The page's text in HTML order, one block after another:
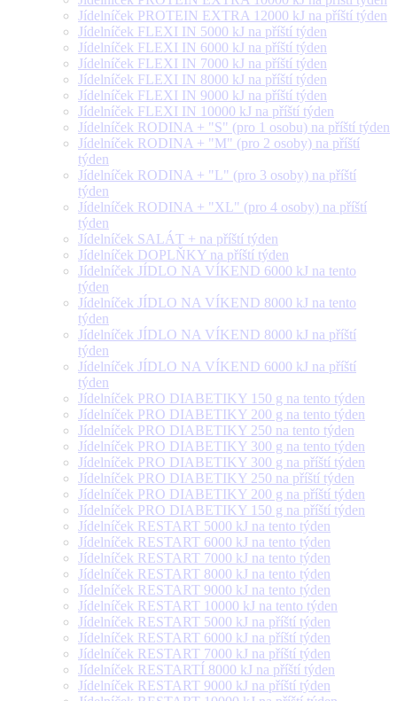
Jídelníček PROTEIN EXTRA 12000 kJ na příští týden
Jídelníček FLEXI IN 5000 kJ na příští týden
Jídelníček FLEXI IN 6000 kJ na příští týden
Jídelníček FLEXI IN 7000 kJ na příští týden
Jídelníček FLEXI IN 8000 kJ na příští týden
Jídelníček FLEXI IN 9000 kJ na příští týden
Jídelníček FLEXI IN 10000 kJ na příští týden
Jídelníček RODINA + "S" (pro 1 osobu) na příští týden
Jídelníček RODINA + "M" (pro 2 osoby) na příští
týden
Jídelníček RODINA + "L" (pro 3 osoby) na příští
týden
Jídelníček RODINA + "XL" (pro 4 osoby) na příští
týden
Jídelníček SALÁT + na příští týden
Jídelníček DOPLŇKY na příští týden
Jídelníček JÍDLO NA VÍKEND 6000 kJ na tento
týden
Jídelníček JÍDLO NA VÍKEND 8000 kJ na tento
týden
Jídelníček JÍDLO NA VÍKEND 8000 kJ na příští
týden
Jídelníček JÍDLO NA VÍKEND 6000 kJ na příští
týden
Jídelníček PRO DIABETIKY 150 g na tento týden
Jídelníček PRO DIABETIKY 200 g na tento týden
Jídelníček PRO DIABETIKY 250 na tento týden
Jídelníček PRO DIABETIKY 300 g na tento týden
Jídelníček PRO DIABETIKY 300 g na příští týden
Jídelníček PRO DIABETIKY 250 na příští týden
Jídelníček PRO DIABETIKY 200 g na příští týden
Jídelníček PRO DIABETIKY 150 g na příští týden
Jídelníček RESTART 5000 kJ na tento týden
Jídelníček RESTART 6000 kJ na tento týden
Jídelníček RESTART 7000 kJ na tento týden
Jídelníček RESTART 8000 kJ na tento týden
Jídelníček RESTART 9000 kJ na tento týden
Jídelníček RESTART 10000 kJ na tento týden
Jídelníček RESTART 5000 kJ na příští týden
Jídelníček RESTART 6000 kJ na příští týden
Jídelníček RESTART 7000 kJ na příští týden
Jídelníček RESTARTÍ 8000 kJ na příští týden
Jídelníček RESTART 9000 kJ na příští týden